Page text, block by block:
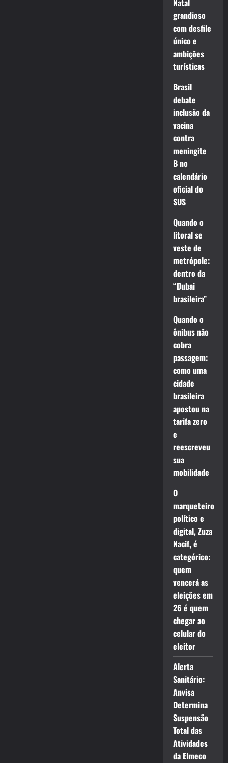
Natal
grandioso
com desfile
único e
ambições
turísticas
Brasil
debate
inclusão da
vacina
contra
meningite
B no
calendário
oficial do
SUS
Quando o
litoral se
veste de
metrópole:
dentro da
“Dubai
brasileira”
Quando o
ônibus não
cobra
passagem:
como uma
cidade
brasileira
apostou na
tarifa zero
e
reescreveu
sua
mobilidade
O
marqueteiro
político e
digital, Zuza
Nacif, é
categórico:
quem
vencerá as
eleições em
26 é quem
chegar ao
celular do
eleitor
Alerta
Sanitário:
Anvisa
Determina
Suspensão
Total das
Atividades
da Elmeco